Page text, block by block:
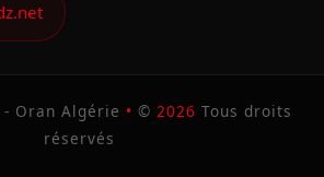
Oran Algérie • © 2026 Tous droits
réservés